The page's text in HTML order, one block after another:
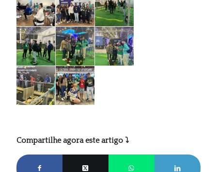
Compartilhe agora este artigo ⤵